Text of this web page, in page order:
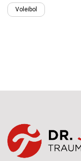
Voleibol